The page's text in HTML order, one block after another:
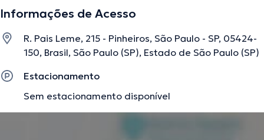
Siqueira esteve presente em consideráveis conferências
de especialização e já difundiu relevantes artigos.
A descrição foi editada pela equipe do doctoranytime, baseada em
informações verificadas.
Informações de Acesso
R. Pais Leme, 215 - Pinheiros, São Paulo - SP, 05424-
150, Brasil, São Paulo (SP), Estado de São Paulo (SP)
Estacionamento
Sem estacionamento disponível